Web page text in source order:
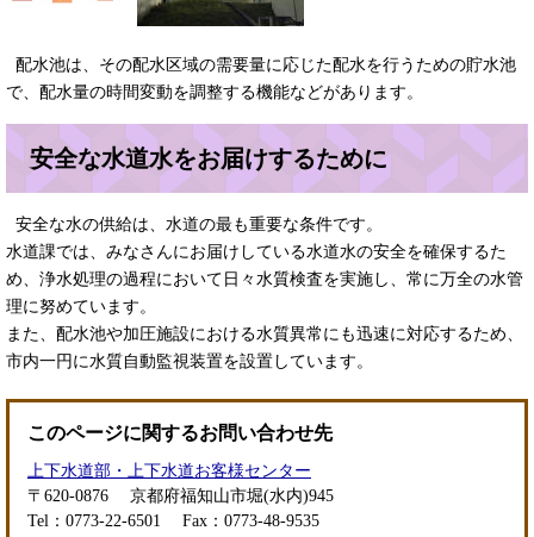
配水池は、その配水区域の需要量に応じた配水を行うための貯水池
で、配水量の時間変動を調整する機能などがあります。
安全な水道水をお届けするために
安全な水の供給は、水道の最も重要な条件です。
水道課では、みなさんにお届けしている水道水の安全を確保するた
め、浄水処理の過程において日々水質検査を実施し、常に万全の水管
理に努めています。
また、配水池や加圧施設における水質異常にも迅速に対応するため、
市内一円に水質自動監視装置を設置しています。
このページに関するお問い合わせ先
上下水道部・上下水道お客様センター
〒620-0876
京都府福知山市堀(水内)945
Tel：0773-22-6501
Fax：0773-48-9535